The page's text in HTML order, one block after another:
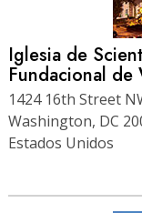
Iglesia de
Fundacional de
1424 16th Street
Washington, DC
Estados Unidos